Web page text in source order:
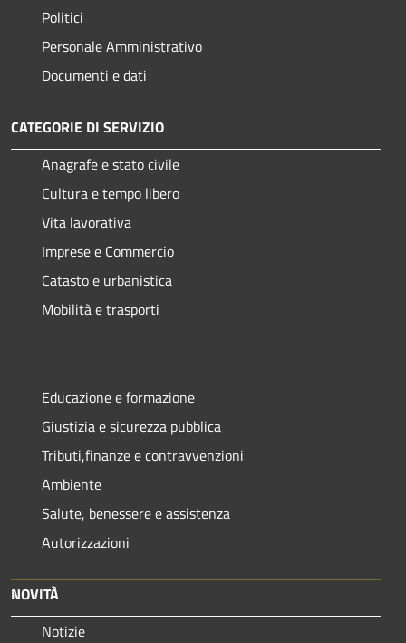
Politici
Personale Amministrativo
Documenti e dati
CATEGORIE DI SERVIZIO
Anagrafe e stato civile
Cultura e tempo libero
Vita lavorativa
Imprese e Commercio
Catasto e urbanistica
Mobilità e trasporti
Educazione e formazione
Giustizia e sicurezza pubblica
Tributi,finanze e contravvenzioni
Ambiente
Salute, benessere e assistenza
Autorizzazioni
NOVITÀ
Notizie